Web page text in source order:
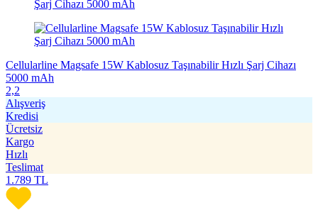
Cellularline Magsafe 15W Kablosuz Taşınabilir Hızlı Şarj Cihazı
5000 mAh
2,2
Alışveriş
Kredisi
Ücretsiz
Kargo
Hızlı
Teslimat
1.789 TL